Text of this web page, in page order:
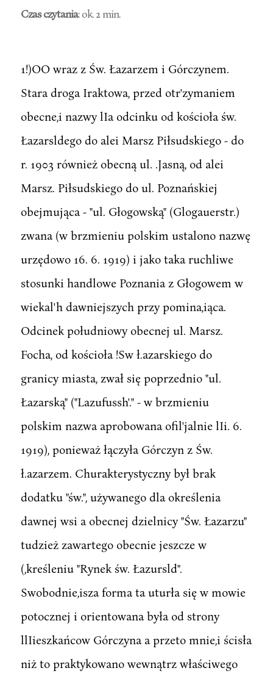
Czas czytania: ok. 2 min.
1!)OO wraz z Św. Łazarzem i Górczynem.
Stara droga Iraktowa, przed otr'zymaniem
obecne,i nazwy lIa odcinku od kościoła św.
Łazarsldego do alei Marsz Piłsudskiego - do
r. 1903 również obecną ul. .Jasną, od alei
Marsz. Piłsudskiego do ul. Poznańskiej
obejmująca - "ul. Głogowską" (Glogauerstr.)
zwana (w brzmieniu polskim ustalono nazwę
urzędowo 16. 6. 1919) i jako taka ruchliwe
stosunki handlowe Poznania z Głogowem w
wiekal'h dawniejszych przy pomina,iąca.
Odcinek południowy obecnej ul. Marsz.
Focha, od kościoła !Sw ł.azarskiego do
granicy miasta, zwał się poprzednio "ul.
Łazarską" ("Lazufussh'." - w brzmieniu
polskim nazwa aprobowana ofil'jalnie lIi. 6.
1919), ponieważ łączyła Górczyn z Św.
ł.azarzem. Churakterystyczny był brak
dodatku "św.", używanego dla określenia
dawnej wsi a obecnej dzielnicy "Św. Łazarzu"
tudzież zawartego obecnie jeszcze w
(,kreśleniu "Rynek św. Łazursld".
Swobodnie,isza forma ta uturła się w mowie
potocznej i orientowana była od strony
llIieszkańcow Górczyna a przeto mnie,i ścisła
niż to praktykowano wewnątrz właściwego